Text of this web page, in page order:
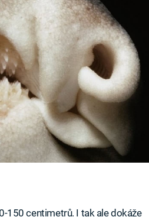
150 centimetrů. I tak ale dokáže